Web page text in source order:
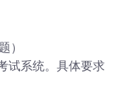
）
试系统。具体要求